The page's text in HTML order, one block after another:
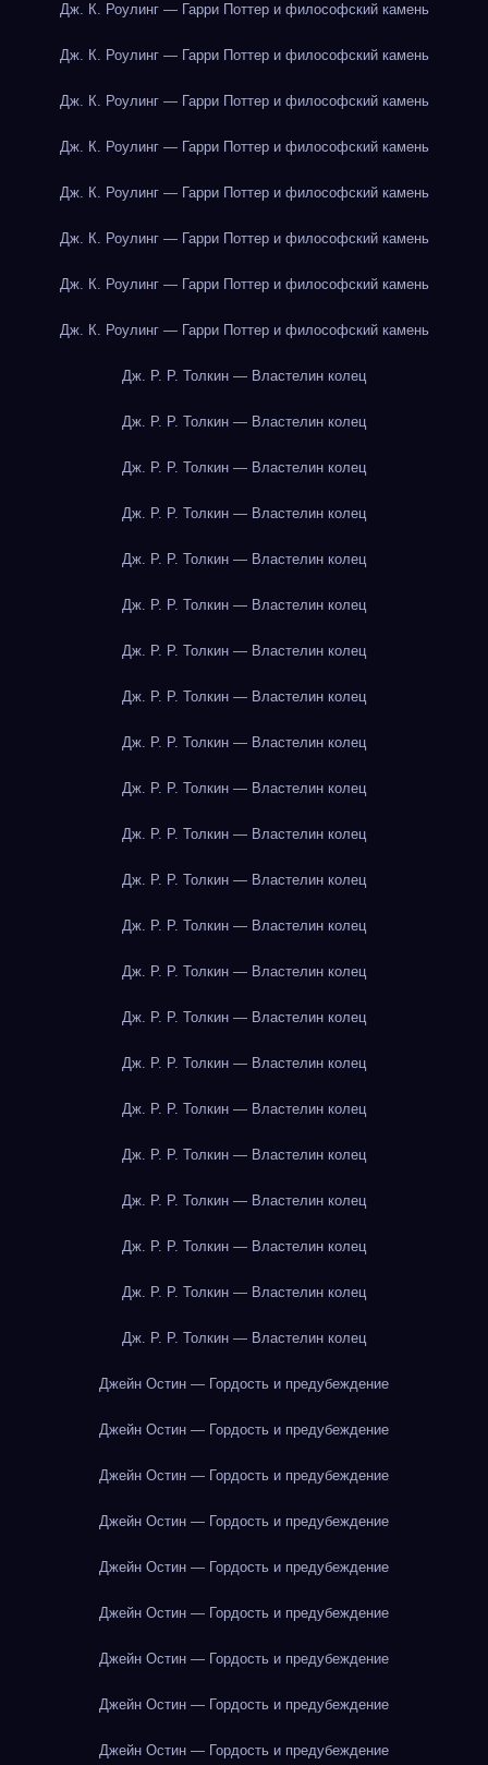
Дж. К. Роулинг — Гарри Поттер и философский камень
Дж. К. Роулинг — Гарри Поттер и философский камень
Дж. К. Роулинг — Гарри Поттер и философский камень
Дж. К. Роулинг — Гарри Поттер и философский камень
Дж. К. Роулинг — Гарри Поттер и философский камень
Дж. К. Роулинг — Гарри Поттер и философский камень
Дж. К. Роулинг — Гарри Поттер и философский камень
Дж. К. Роулинг — Гарри Поттер и философский камень
Дж. Р. Р. Толкин — Властелин колец
Дж. Р. Р. Толкин — Властелин колец
Дж. Р. Р. Толкин — Властелин колец
Дж. Р. Р. Толкин — Властелин колец
Дж. Р. Р. Толкин — Властелин колец
Дж. Р. Р. Толкин — Властелин колец
Дж. Р. Р. Толкин — Властелин колец
Дж. Р. Р. Толкин — Властелин колец
Дж. Р. Р. Толкин — Властелин колец
Дж. Р. Р. Толкин — Властелин колец
Дж. Р. Р. Толкин — Властелин колец
Дж. Р. Р. Толкин — Властелин колец
Дж. Р. Р. Толкин — Властелин колец
Дж. Р. Р. Толкин — Властелин колец
Дж. Р. Р. Толкин — Властелин колец
Дж. Р. Р. Толкин — Властелин колец
Дж. Р. Р. Толкин — Властелин колец
Дж. Р. Р. Толкин — Властелин колец
Дж. Р. Р. Толкин — Властелин колец
Дж. Р. Р. Толкин — Властелин колец
Дж. Р. Р. Толкин — Властелин колец
Дж. Р. Р. Толкин — Властелин колец
Джейн Остин — Гордость и предубеждение
Джейн Остин — Гордость и предубеждение
Джейн Остин — Гордость и предубеждение
Джейн Остин — Гордость и предубеждение
Джейн Остин — Гордость и предубеждение
Джейн Остин — Гордость и предубеждение
Джейн Остин — Гордость и предубеждение
Джейн Остин — Гордость и предубеждение
Джейн Остин — Гордость и предубеждение